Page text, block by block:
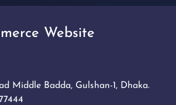
Website
Middle Badda, Gulshan-1, Dhaka.